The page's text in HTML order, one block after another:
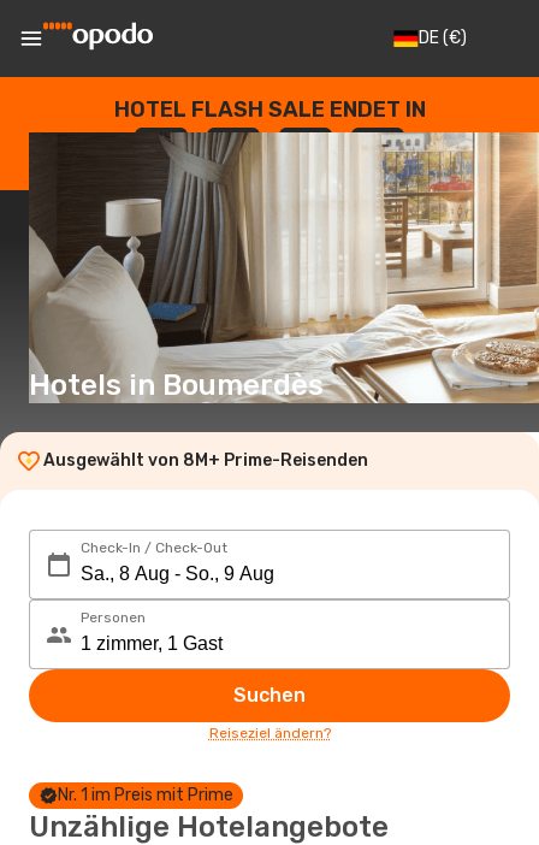
DE(€)
HOTEL FLASH SALE ENDET IN
--
TAGE
: --
STUNDEN
: --
SEKUNDEN
Hotels in Boumerdès
Ausgewählt von 8M+ Prime-Reisenden
Check-In / Check-Out
Personen
Suchen
Reiseziel ändern?
Nr. 1 im Preis mit Prime
Unzählige Hotelangebote